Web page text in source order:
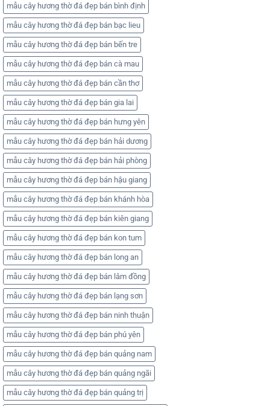
mẫu cây hương thờ đá đẹp bán bình định
mẫu cây hương thờ đá đẹp bán bạc lieu
mẫu cây hương thờ đá đẹp bán bến tre
mẫu cây hương thờ đá đẹp bán cà mau
mẫu cây hương thờ đá đẹp bán cần thơ
mẫu cây hương thờ đá đẹp bán gia lai
mẫu cây hương thờ đá đẹp bán hưng yên
mẫu cây hương thờ đá đẹp bán hải dương
mẫu cây hương thờ đá đẹp bán hải phòng
mẫu cây hương thờ đá đẹp bán hậu giang
mẫu cây hương thờ đá đẹp bán khánh hòa
mẫu cây hương thờ đá đẹp bán kiên giang
mẫu cây hương thờ đá đẹp bán kon tum
mẫu cây hương thờ đá đẹp bán long an
mẫu cây hương thờ đá đẹp bán lâm đồng
mẫu cây hương thờ đá đẹp bán lạng sơn
mẫu cây hương thờ đá đẹp bán ninh thuận
mẫu cây hương thờ đá đẹp bán phú yên
mẫu cây hương thờ đá đẹp bán quảng nam
mẫu cây hương thờ đá đẹp bán quảng ngãi
mẫu cây hương thờ đá đẹp bán quảng trị